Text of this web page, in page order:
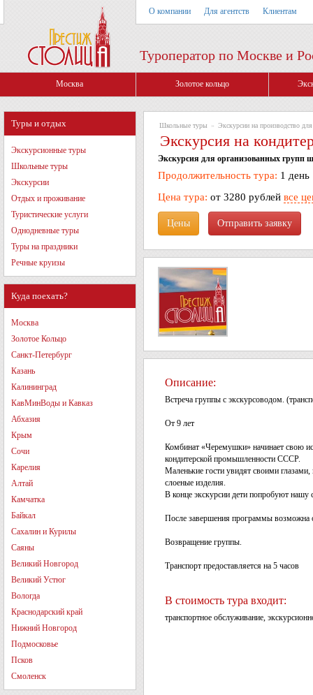
О компании Для агентств Клиентам
Туроператор по Москве и
Москва Золотое кольцо
Туры и отдых
Экскурсионные туры
Школьные туры
Экскурсии
Отдых и проживание
Туристические услуги
Однодневные туры
Туры на праздники
Речные круизы
Куда поехать?
Москва
Золотое Кольцо
Санкт-Петербург
Казань
Калининград
КавМинВоды и Кавказ
Абхазия
Крым
Сочи
Карелия
Алтай
Камчатка
Байкал
Сахалин и Курилы
Саяны
Великий Новгород
Великий Устюг
Вологда
Краснодарский край
Нижний Новгород
Подмосковье
Псков
Смоленск
Школьные туры » Экскурсии на производство
Экскурсия на
Экскурсия для организованных групп
Продолжительность тура: 1 день
Цена тура: от 3280 рублей все
Цены
Описание:
Встреча группы с экскурсоводом.
От 9 лет
Комбинат «Черемушки» начинает свою
кондитерской промышленности СССР.
Маленькие гости увидят своими
слоеные изделия.
В конце экскурсии дети попробуют
После завершения программы возможна
Возвращение группы.
Транспорт предоставляется на 5 часов
В стоимость тура входит:
транспортное обслуживание,